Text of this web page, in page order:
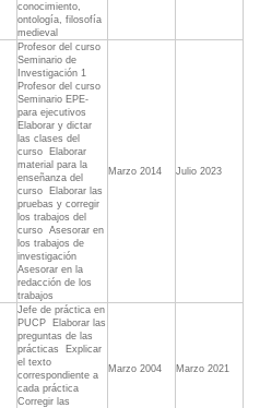
conocimiento,
ontología, filosofía
medieval
Profesor del curso
Seminario de
Investigación 1
Profesor del curso
Seminario EPE-
para ejecutivos 
Elaborar y dictar
las clases del
curso  Elaborar
material para la
enseñanza del
curso  Elaborar las
pruebas y corregir
los trabajos del
curso  Asesorar en
los trabajos de
investigación 
Asesorar en la
redacción de los
trabajos
Marzo 2014 Julio 2023
Jefe de práctica en
PUCP  Elaborar las
preguntas de las
prácticas  Explicar
el texto
correspondiente a
cada práctica 
Corregir las
Marzo 2004 Marzo 2021